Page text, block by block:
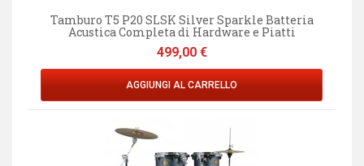
Tamburo T5 P20 SLSK Silver Sparkle Batteria
Acustica Completa di Hardware e Piatti
Prezzo
499,00 €
AGGIUNGI AL CARRELLO